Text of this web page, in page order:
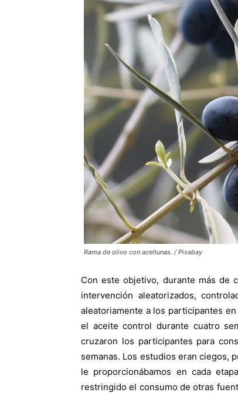
Rama de olivo con aceitunas. / Pixabay
Con este objetivo, durante más de
intervención aleatorizados,
aleatoriamente a los participantes
el aceite control durante cuatro
cruzaron los participantes para
semanas. Los estudios eran ciegos,
le proporcionábamos en cada
restringido el consumo de otras